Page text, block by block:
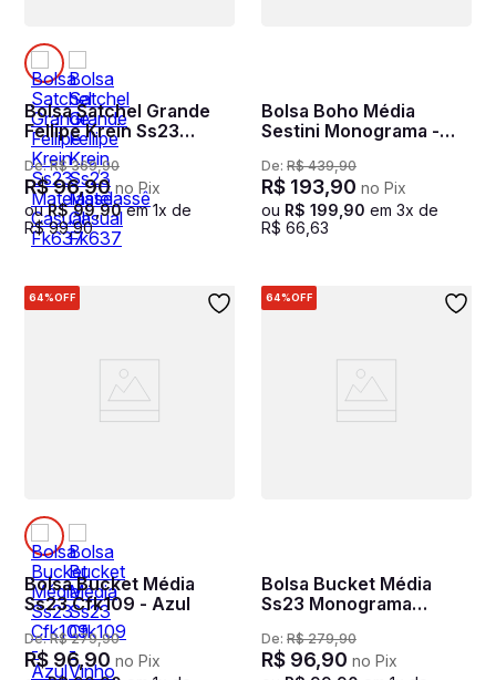
Bolsa Satchel Grande
Fellipe Krein Ss23
Matelassê Casual Fk637
Bege - Nude
De:R$ 369,90
R$96,90no Pix
ouR$ 99,90em1x de
R$ 99,90
Bolsa Boho Média
Sestini Monograma -
De: R$ 439,90
R$ 193,90 no Pix
ou R$ 199 90 em 3x de
R$ 66 63
64%OFF
Bolsa Bucket Média
Ss23 Cfk109 - Azul
De:R$ 279,90
R$ 96,90 no Pix
64%OFF
Bolsa Bucket Média
Ss23 Monograma
De: R$ 279,90
R$ 96,90 no Pix